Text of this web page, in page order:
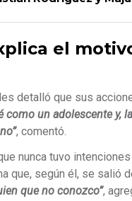
el
detalló que sus
como un adolescente y,
, comentó.
nunca tuvo
que, según él, se salió
que no conozco”,